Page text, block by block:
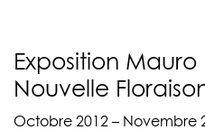
Exposition Mauro
Nouvelle
Octobre 2012 – Novembre